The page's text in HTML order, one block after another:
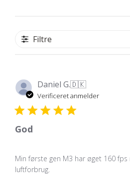
Filtre
Daniel G.🇩🇰
Verificeret anmelder
God
Min første gen M3 har øget 160
luftforbrug.